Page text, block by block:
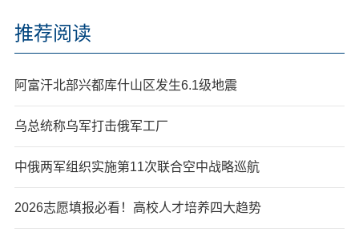
推荐阅读
阿富汗北部兴都库什山区发生6.1级地震
乌总统称乌军打击俄军工厂
中俄两军组织实施第11次联合空中战略巡航
2026志愿填报必看！高校人才培养四大趋势